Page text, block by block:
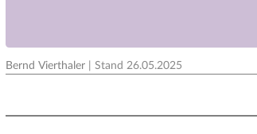
Bernd Vierthaler| Stand 26.05.2025